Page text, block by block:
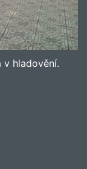
hladovění.